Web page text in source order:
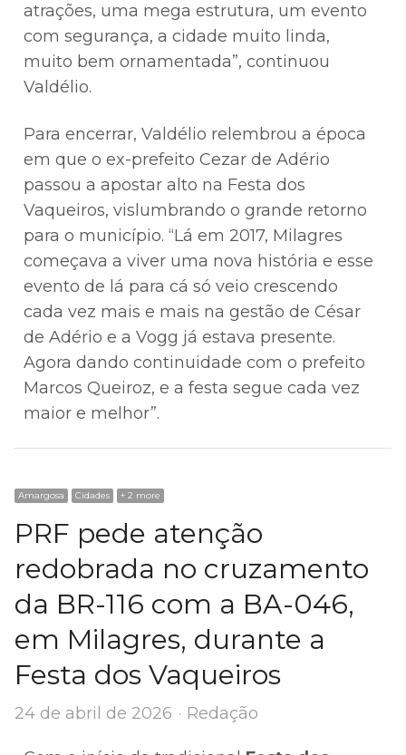
atrações, uma mega estrutura, um evento
com segurança, a cidade muito linda,
muito bem ornamentada”, continuou
Valdélio.
Para encerrar, Valdélio relembrou a época
em que o ex-prefeito Cezar de Adério
passou a apostar alto na Festa dos
Vaqueiros, vislumbrando o grande retorno
para o município. “Lá em 2017, Milagres
começava a viver uma nova história e esse
evento de lá para cá só veio crescendo
cada vez mais e mais na gestão de César
de Adério e a Vogg já estava presente.
Agora dando continuidade com o prefeito
Marcos Queiroz, e a festa segue cada vez
maior e melhor”.
Amargosa Cidades + 2 more
PRF pede atenção
redobrada no cruzamento
da BR-116 com a BA-046,
em Milagres, durante a
Festa dos Vaqueiros
24 de abril de 2026 Author
Redação